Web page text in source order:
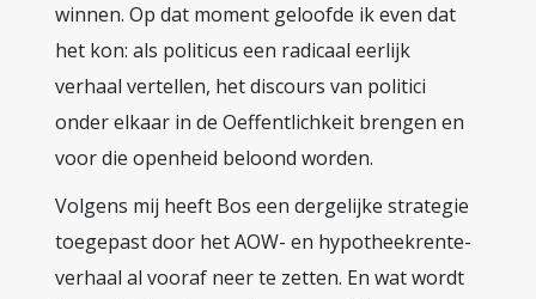
winnen. Op dat moment geloofde ik even dat
het kon: als politicus een radicaal eerlijk
verhaal vertellen, het discours van politici
onder elkaar in de Oeffentlichkeit brengen en
voor die openheid beloond worden.
Volgens mij heeft Bos een dergelijke strategie
toegepast door het AOW- en hypotheekrente-
verhaal al vooraf neer te zetten. En wat wordt